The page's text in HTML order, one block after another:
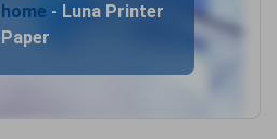
home - Luna Printer
Paper